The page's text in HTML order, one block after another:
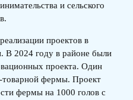
и сельского
проектов в
В 2024 году в районе были
проекта. Один
фермы. Проект
фермы на 1000 голов с